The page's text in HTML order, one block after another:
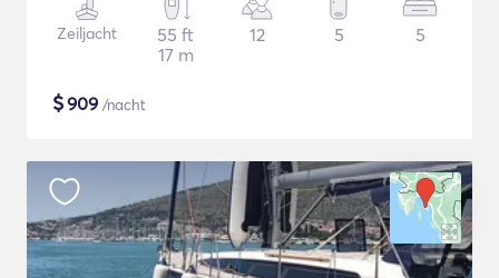
Zeiljacht
55 ft
17 m
12 5 5
$909 /nacht